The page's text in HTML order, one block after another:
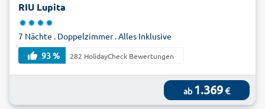
RIU Lupita
7 Nächte . Doppelzimmer . Alles Inklusive
93 %
282 HolidayCheck Bewertungen
ab 1.369€